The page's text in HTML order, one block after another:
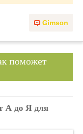
Gimson
поможет
А до Я для